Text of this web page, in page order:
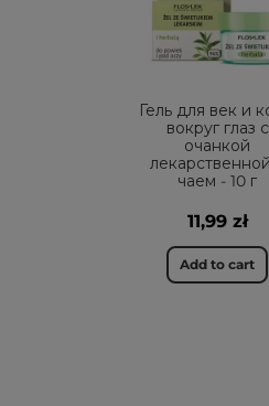
Гель для век и
вокруг глаз с
очанкой
чаем - 10 г
11,99 zł
Add to cart